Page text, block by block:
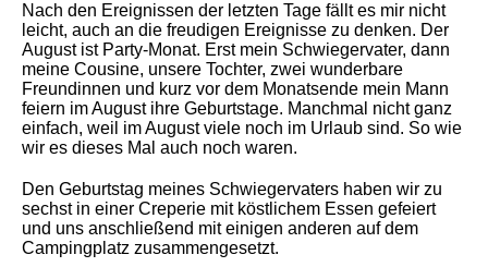
Nach den Ereignissen der letzten Tage fällt es mir nicht
leicht, auch an die freudigen Ereignisse zu denken. Der
August ist Party-Monat. Erst mein Schwiegervater, dann
meine Cousine, unsere Tochter, zwei wunderbare
Freundinnen und kurz vor dem Monatsende mein Mann
feiern im August ihre Geburtstage. Manchmal nicht ganz
einfach, weil im August viele noch im Urlaub sind. So wie
wir es dieses Mal auch noch waren.
Den Geburtstag meines Schwiegervaters haben wir zu
sechst in einer Creperie mit köstlichem Essen gefeiert
und uns anschließend mit einigen anderen auf dem
Campingplatz zusammengesetzt.